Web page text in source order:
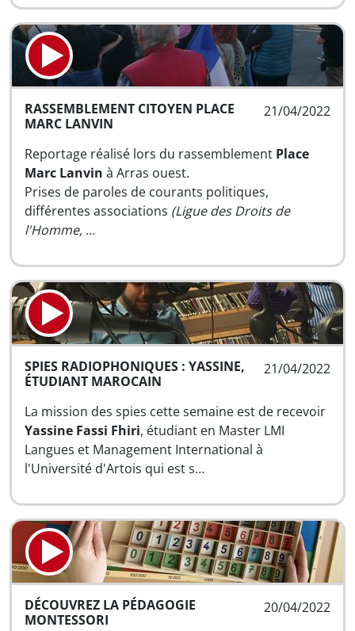
21/04/2022
RASSEMBLEMENT CITOYEN PLACE
MARC LANVIN
Reportage réalisé lors du rassemblement Place
Marc Lanvin à Arras ouest.
Prises de paroles de courants politiques,
différentes associations (Ligue des Droits de
l'Homme, …
21/04/2022
SPIES RADIOPHONIQUES : YASSINE,
ÉTUDIANT MAROCAIN
La mission des spies cette semaine est de recevoir
Yassine Fassi Fhiri, étudiant en Master LMI
Langues et Management International à
l'Université d'Artois qui est s…
20/04/2022
DÉCOUVREZ LA PÉDAGOGIE
MONTESSORI